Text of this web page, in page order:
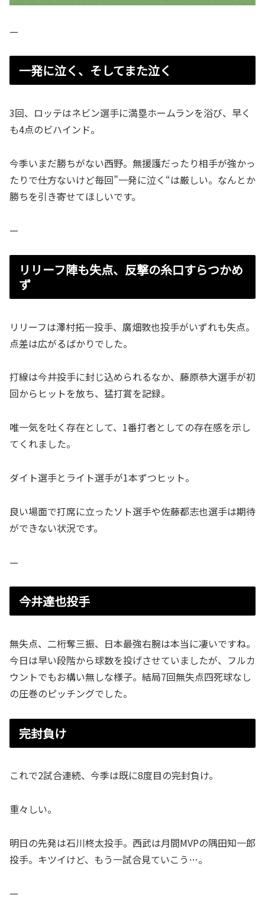
—
一発に泣く、そしてまた泣く
3回、ロッテはネビン選手に満塁ホームランを浴び、早く
も4点のビハインド。
今季いまだ勝ちがない西野。無援護だったり相手が強かっ
たりで仕方ないけど毎回”一発に泣く“は厳しい。なんとか
勝ちを引き寄せてほしいです。
—
リリーフ陣も失点、反撃の糸口すらつかめ
ず
リリーフは澤村拓一投手、廣畑敦也投手がいずれも失点。
点差は広がるばかりでした。
打線は今井投手に封じ込められるなか、藤原恭大選手が初
回からヒットを放ち、猛打賞を記録。
唯一気を吐く存在として、1番打者としての存在感を示し
てくれました。
ダイト選手とライト選手が1本ずつヒット。
良い場面で打席に立ったソト選手や佐藤都志也選手は期待
ができない状況です。
—
今井達也投手
無失点、二桁奪三振、日本最強右腕は本当に凄いですね。
今日は早い段階から球数を投げさせていましたが、フルカ
ウントでもお構い無しな様子。結局7回無失点四死球なし
の圧巻のピッチングでした。
完封負け
これで2試合連続、今季は既に8度目の完封負け。
重々しい。
明日の先発は石川柊太投手。西武は月間MVPの隅田知一郎
投手。キツイけど、もう一試合見ていこう…。
—